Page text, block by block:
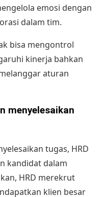
emosi dengan
dalam tim.
bisa mengontrol
kinerja bahkan
aturan
menyelesaikan
tugas, HRD
kandidat dalam
HRD merekrut
klien besar